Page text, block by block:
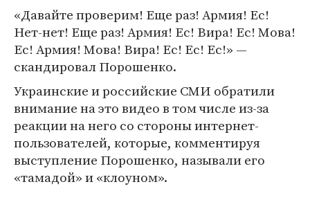
«Давайте проверим! Еще раз! Армия! Ес!
Нет-нет! Еще раз! Армия! Ес! Вира! Ес! Мова!
Ес! Армия! Мова! Вира! Ес! Ес! Ес!» —
скандировал Порошенко.
Украинские и российские СМИ обратили
внимание на это видео в том числе из-за
реакции на него со стороны интернет-
пользователей, которые, комментируя
выступление Порошенко, называли его
«тамадой» и «клоуном».